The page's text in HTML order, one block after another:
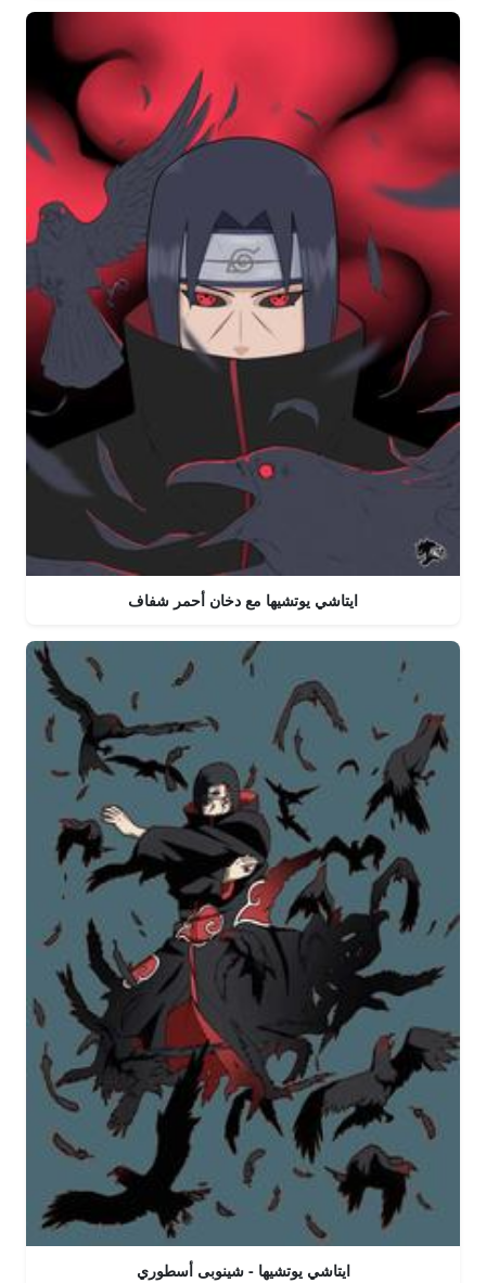
ايتاشي يوتشيها مع دخان أحمر شفاف
ايتاشي يوتشيها - شينوبى أسطوري